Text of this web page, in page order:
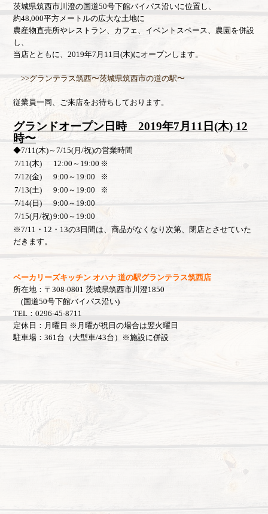
茨城県筑西市川澄の国道50号下館バイパス沿いに位置し、
約48,000平方メートルの広大な土地に
農産物直売所やレストラン、カフェ、イベントスペース、農園を併設
し、
当店とともに、2019年7月11日(木)にオープンします。
>>グランテラス筑西〜茨城県筑西市の道の駅〜
従業員一同、ご来店をお待ちしております。
グランドオープン日時 2019年7月11日(木) 12
時〜
◆7/11(木)～7/15(月/祝)の営業時間
7/11(木)
12:00～19:00 ※
7/12(金)
9:00～19:00
※
7/13(土)
9:00～19:00
※
7/14(日)
9:00～19:00
7/15(月/祝)9:00～19:00
※7/11・12・13の3日間は、商品がなくなり次第、閉店とさせていた
だきます。
ベーカリーズキッチン オハナ 道の駅グランテラス筑西店
所在地：〒308-0801 茨城県筑西市川澄1850
(国道50号下館バイパス沿い)
TEL：0296-45-8711
定休日：月曜日 ※月曜が祝日の場合は翌火曜日
駐車場：361台（大型車/43台）※施設に併設